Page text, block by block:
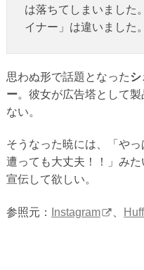
は落ちてしまいました
イナー」は違いました
思わぬ形で話題となったシ
ー。彼女が広告塔として
ない。
そうなった暁には、「や
遭っても大丈夫！！」み
宣伝して欲しい。
参照元： Instagram